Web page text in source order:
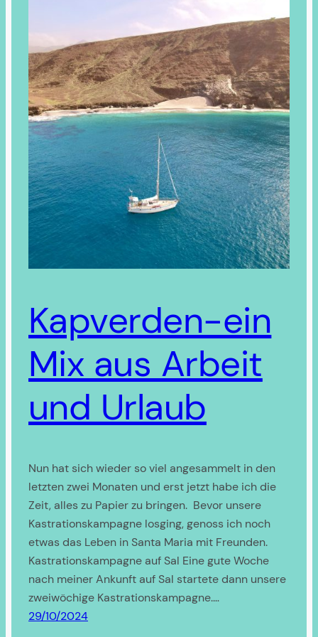
Kapverden-ein
Mix aus Arbeit
und Urlaub
Nun hat sich wieder so viel angesammelt in den
letzten zwei Monaten und erst jetzt habe ich die
Zeit, alles zu Papier zu bringen. Bevor unsere
Kastrationskampagne losging, genoss ich noch
etwas das Leben in Santa Maria mit Freunden.
Kastrationskampagne auf Sal Eine gute Woche
nach meiner Ankunft auf Sal startete dann unsere
zweiwöchige Kastrationskampagne.…
29/10/2024